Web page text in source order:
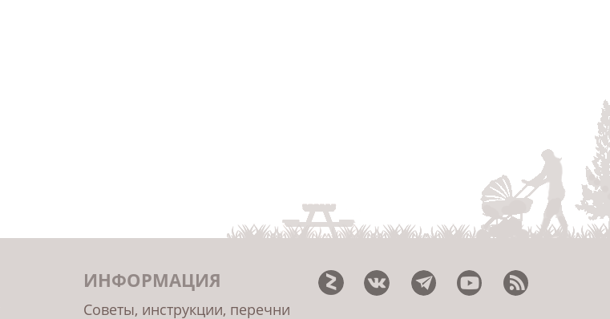
ИНФОРМАЦИЯ
Советы, инструкции, перечни